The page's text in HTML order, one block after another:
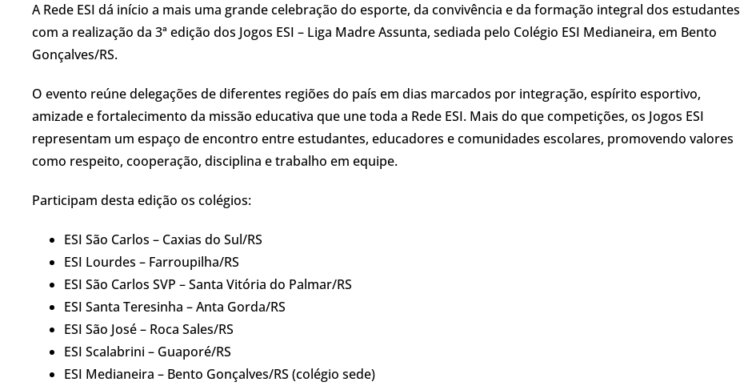
A Rede ESI dá início a mais uma grande celebração do esporte, da convivência e da formação integral dos estudantes
com a realização da 3ª edição dos Jogos ESI – Liga Madre Assunta, sediada pelo Colégio ESI Medianeira, em Bento
Gonçalves/RS.
O evento reúne delegações de diferentes regiões do país em dias marcados por integração, espírito esportivo,
amizade e fortalecimento da missão educativa que une toda a Rede ESI. Mais do que competições, os Jogos ESI
representam um espaço de encontro entre estudantes, educadores e comunidades escolares, promovendo valores
como respeito, cooperação, disciplina e trabalho em equipe.
Participam desta edição os colégios:
ESI São Carlos – Caxias do Sul/RS
ESI Lourdes – Farroupilha/RS
ESI São Carlos SVP – Santa Vitória do Palmar/RS
ESI Santa Teresinha – Anta Gorda/RS
ESI São José – Roca Sales/RS
ESI Scalabrini – Guaporé/RS
ESI Medianeira – Bento Gonçalves/RS (colégio sede)